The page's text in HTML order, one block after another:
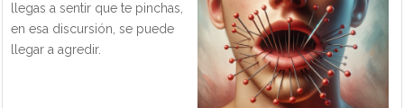
llegas a sentir que te pinchas,
en esa discursión, se puede
llegar a agredir.